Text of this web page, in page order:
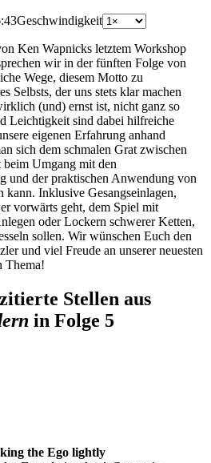
Geschwindigkeit
Ken Wapnicks letztem Workshop
wir in der fünften Folge von
Wege, diesem Motto zu
Selbsts, der uns stets klar machen
(und) ernst ist, nicht ganz so
Leichtigkeit sind dabei hilfreiche
eigenen Erfahrung anhand
sich dem schmalen Grat zwischen
beim Umgang mit den
und der praktischen Anwendung von
kann. Inklusive Gesangseinlagen,
vorwärts geht, dem Spiel mit
oder Lockern schwerer Ketten,
sollen. Wir wünschen Euch den
und viel Freude an unserer neuesten
Thema!
Stellen aus
in Folge 5
the Ego lightly